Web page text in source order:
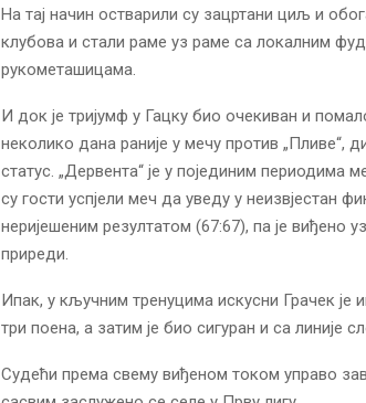
На тај начин остварили су зацртани циљ и
клубова и стали раме уз раме са локалним
рукометашицама.
И док је тријумф у Гацку био очекиван и
неколико дана раније у мечу против „Пливе“,
статус. „Дервента“ је у појединим
су гости успјели меч да уведу у неизвјестан
неријешеним резултатом (67:67), па је
приреди.
Ипак, у кључним тренуцима искусни Грачек је
три поена, а затим је био сигуран и са линије
Судећи према свему виђеном током управо